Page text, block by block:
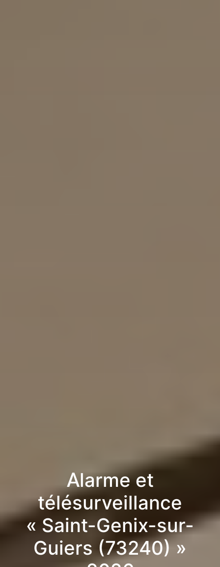
Alarme et
télésurveillance
« Saint-Genix-sur-
Guiers (73240) »